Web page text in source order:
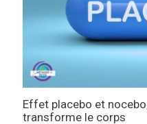
Effet placebo et
transforme le corps